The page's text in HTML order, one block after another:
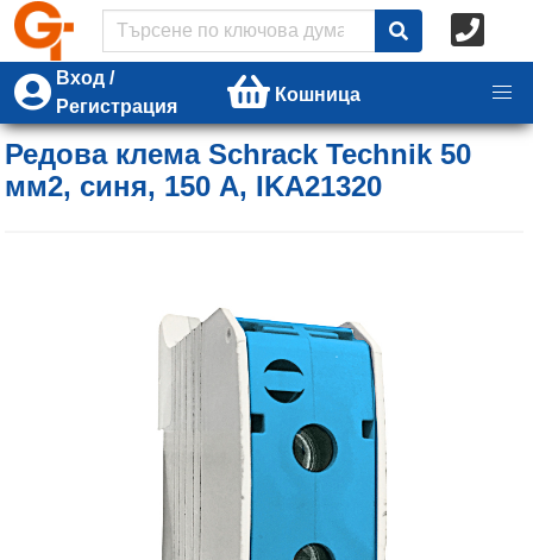
Вход /
Регистрация
Кошница
Редова клема Schrack Technik 50
мм2, синя, 150 A, IKA21320